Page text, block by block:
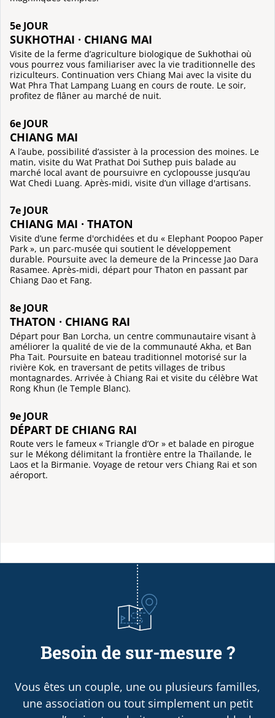
5e JOUR
SUKHOTHAI · CHIANG MAI
Visite de la ferme d’agriculture biologique de Sukhothai où
vous pourrez vous familiariser avec la vie traditionnelle des
riziculteurs. Continuation vers Chiang Mai avec la visite du
Wat Phra That Lampang Luang en cours de route. Le soir,
profitez de flâner au marché de nuit.
6e JOUR
CHIANG MAI
A l’aube, possibilité d’assister à la procession des moines. Le
matin, visite du Wat Prathat Doi Suthep puis balade au
marché local avant de poursuivre en cyclopousse jusqu’au
Wat Chedi Luang. Après-midi, visite d’un village d'artisans.
7e JOUR
CHIANG MAI · THATON
Visite d’une ferme d'orchidées et du « Elephant Poopoo Paper
Park », un parc-musée qui soutient le développement
durable. Poursuite avec la demeure de la Princesse Jao Dara
Rasamee. Après-midi, départ pour Thaton en passant par
Chiang Dao et Fang.
8e JOUR
THATON · CHIANG RAI
Départ pour Ban Lorcha, un centre communautaire visant à
améliorer la qualité de vie de la communauté Akha, et Ban
Pha Tait. Poursuite en bateau traditionnel motorisé sur la
rivière Kok, en traversant de petits villages de tribus
montagnardes. Arrivée à Chiang Rai et visite du célèbre Wat
Rong Khun (le Temple Blanc).
9e JOUR
DÉPART DE CHIANG RAI
Route vers le fameux « Triangle d’Or » et balade en pirogue
sur le Mékong délimitant la frontière entre la Thaïlande, le
Laos et la Birmanie. Voyage de retour vers Chiang Rai et son
aéroport.
Besoin de sur-mesure ?
Vous êtes un couple, une ou plusieurs familles,
une association ou tout simplement un petit